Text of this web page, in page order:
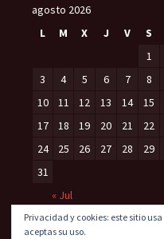
agosto 2026
L
M X J V S
1
3
4 5 6 7 8
10
11 12 13 14 15
17
18 19 20 21 22
24
25 26 27 28 29
31
« Jul
Privacidad y cookies: este sitio
aceptas su uso.